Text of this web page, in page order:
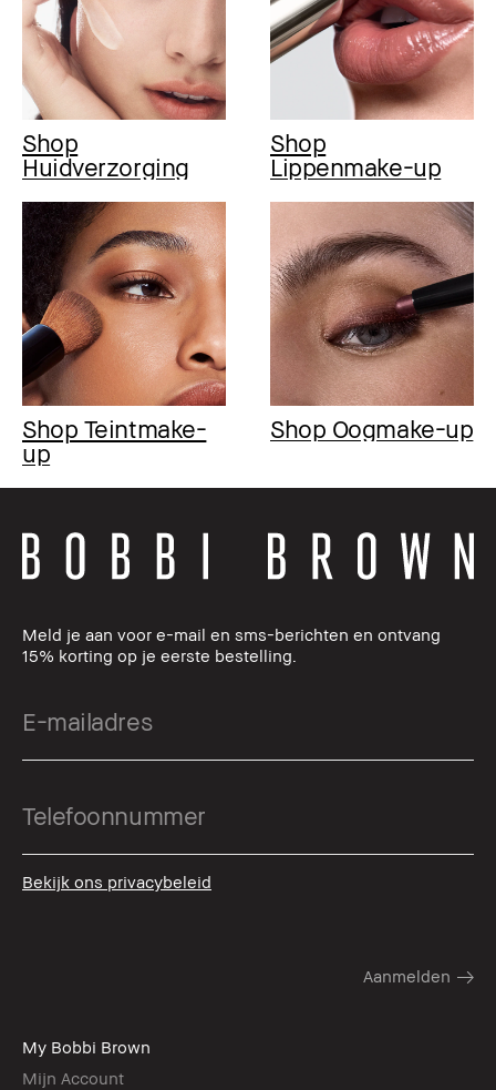
Shop
Huidverzorging
Shop
Lippenmake-up
Shop Teintmake-
up
Shop Oogmake-up
Meld je aan voor e-mail en sms-berichten en ontvang
15% korting op je eerste bestelling.
Bekijk ons privacybeleid
My Bobbi Brown
Mijn Account